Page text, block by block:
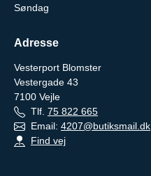
Søndag
Adresse
Vesterport Blomster
Vestergade 43
7100 Vejle
Tlf. 75 822 665
Email: 4207@butiksmail.dk
Find vej